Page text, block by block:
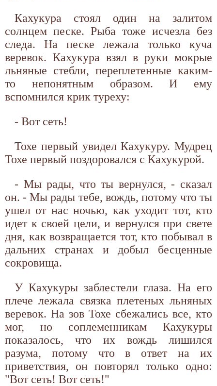
Кахукура стоял один на залитом
солнцем песке. Рыба тоже исчезла без
следа. На песке лежала только куча
веревок. Кахукура взял в руки мокрые
льняные стебли, переплетенные каким-
то непонятным образом. И ему
вспомнился крик туреху:
- Вот сеть!
Тохе первый увидел Кахукуру. Мудрец
Тохе первый поздоровался с Кахукурой.
- Мы рады, что ты вернулся, - сказал
он. - Мы рады тебе, вождь, потому что ты
ушел от нас ночью, как уходит тот, кто
идет к своей цели, и вернулся при свете
дня, как возвращается тот, кто побывал в
дальних странах и добыл бесценные
сокровища.
У Кахукуры заблестели глаза. На его
плече лежала связка плетеных льняных
веревок. На зов Тохе сбежались все, кто
мог, но соплеменникам Кахукуры
показалось, что их вождь лишился
разума, потому что в ответ на их
приветствия, он повторял только одно:
"Вот сеть! Вот сеть!"